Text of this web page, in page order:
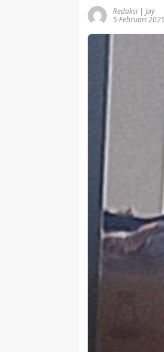
Redaksi | Jay
5 Februari